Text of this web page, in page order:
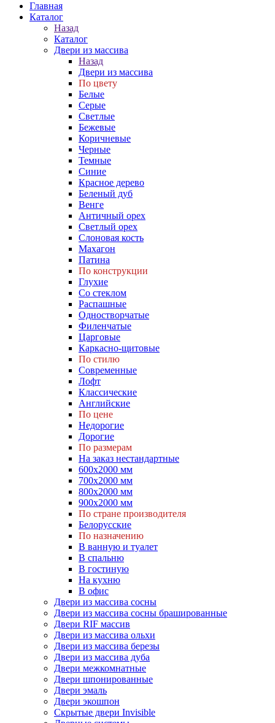
Главная
Каталог
Назад
Каталог
Двери из массива
Назад
Двери из массива
По цвету
Белые
Серые
Светлые
Бежевые
Коричневые
Черные
Темные
Синие
Красное дерево
Беленый дуб
Венге
Античный орех
Светлый орех
Слоновая кость
Махагон
Патина
По конструкции
Глухие
Со стеклом
Распашные
Одностворчатые
Филенчатые
Царговые
Каркасно-щитовые
По стилю
Современные
Лофт
Классические
Английские
По цене
Недорогие
Дорогие
По размерам
На заказ нестандартные
600х2000 мм
700х2000 мм
800х2000 мм
900х2000 мм
По стране производителя
Белорусские
По назначению
В ванную и туалет
В спальню
В гостиную
На кухню
В офис
Двери из массива сосны
Двери из массива сосны брашированные
Двери RIF массив
Двери из массива ольхи
Двери из массива березы
Двери из массива дуба
Двери межкомнатные
Двери шпонированные
Двери эмаль
Двери экошпон
Скрытые двери Invisible